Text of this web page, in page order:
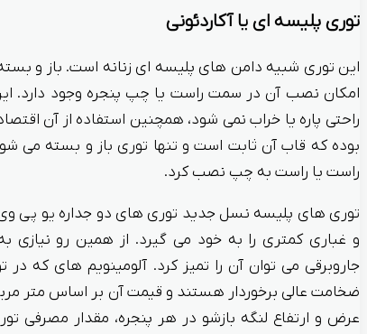
توری پلیسه ای یا آکاردئونی
این توری شبیه دامن های پلیسه ای زنانه است. باز و
امکان نصب آن در سمت راست یا چپ پنجره وجود دارد.
راحتی پاره یا خراب نمی شود، همچنین استفاده از آن
بوده که قاب آن ثابت است و تنها توری باز و بسته می
راست یا راست به چپ نصب کرد.
توری های پلیسه نسل جدید توری های دو جداره یو پی
و غباری کمتری را به خود می گیرد. از همین رو
جاروبرقی می توان آن را تمیز کرد. آلومینویم های که
ضخامت عالی برخوردار هستند و قیمت آن بر اساس متر
عرض و ارتفاع لنگه بازشو در هر پنجره، مقدار مصرفی